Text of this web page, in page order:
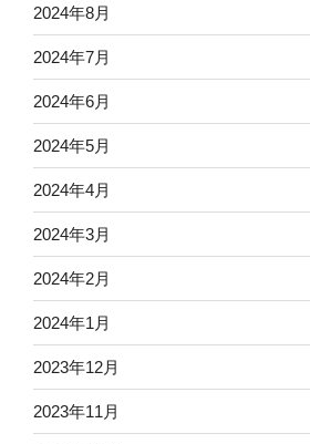
2024年8月
2024年7月
2024年6月
2024年5月
2024年4月
2024年3月
2024年2月
2024年1月
2023年12月
2023年11月